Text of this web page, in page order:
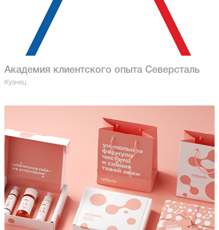
Академия клиентского опыта Северсталь
Кузнец